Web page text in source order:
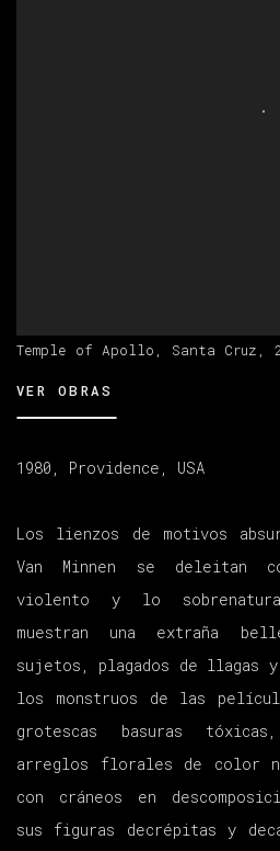
Temple of Apollo, Santa Cruz,
VER OBRAS
1980, Providence, USA
Los lienzos de motivos
Van Minnen se deleitan
violento y lo
muestran una extraña
sujetos, plagados de llagas
los monstruos de las
grotescas basuras
arreglos florales de color
con cráneos en
sus figuras decrépitas y